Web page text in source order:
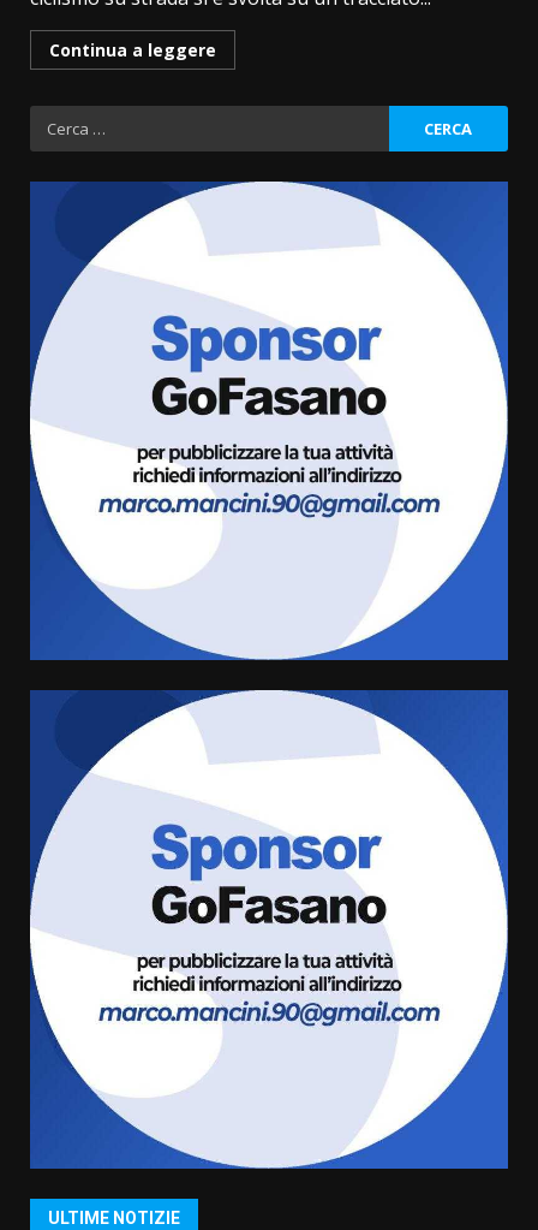
Continua a leggere
Ricerca
per:
ULTIME NOTIZIE
Fasanese ferito a colpi di arma
da fuoco
6 Agosto 2026 18:13
Carta d’identità: continua il piano
di aperture straordinarie del
Comune di Fasano
cittadina di Fratelli d’Italia,
pronta a tornare in Consiglio
comunale
6 Agosto 2026 08:00
Cura dei beni comuni e
cittadinanza attiva: online
l’avviso per la gestione
condivisa della Villetta di
Laureto
La magia del Minareto e la prima
assoluta de “L’Albergo
Belvedere. Il rapimento”
6 Agosto 2026 06:15
1
“I Contestatori: Musica di
Rivoluzione”: nuovo
appuntamento con “Fasano in